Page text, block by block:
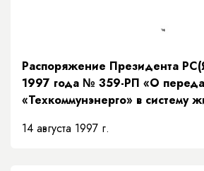
Распоряжение Президента
1997 года № 359-РП «О
«Техкоммунэнерго» в систему
14 августа 1997 г.